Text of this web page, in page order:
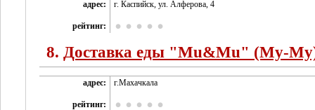
адрес: г. Каспийск, ул. Алферова, 4
рейтинг:
8. Доставка еды "Mu&Mu" (Му-
адрес: г.Махачкала
рейтинг: